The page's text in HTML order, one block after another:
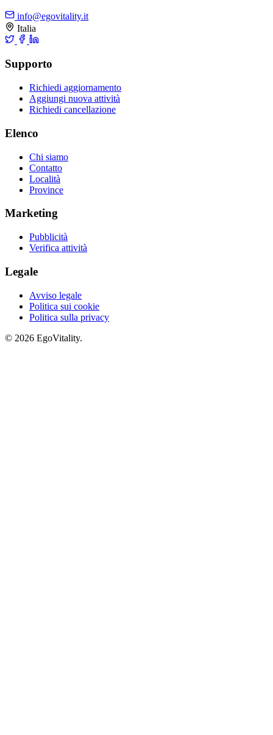
info@egovitality.it
Italia
Supporto
Richiedi aggiornamento
Aggiungi nuova attività
Richiedi cancellazione
Elenco
Chi siamo
Contatto
Località
Province
Marketing
Pubblicità
Verifica attività
Legale
Avviso legale
Politica sui cookie
Politica sulla privacy
© 2026 EgoVitality.